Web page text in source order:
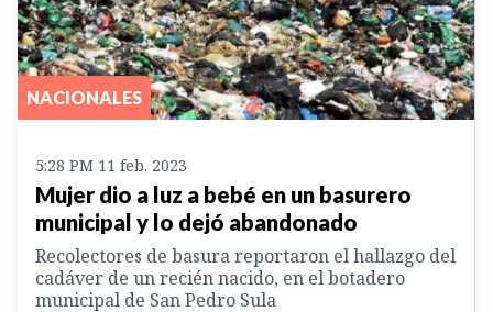
NACIONALES
5:28 PM 11 feb. 2023
Mujer dio a luz a bebé en un basurero
municipal y lo dejó abandonado
Recolectores de basura reportaron el hallazgo del
cadáver de un recién nacido, en el botadero
municipal de San Pedro Sula